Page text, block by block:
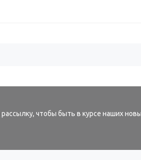
чтобы быть в курсе наших